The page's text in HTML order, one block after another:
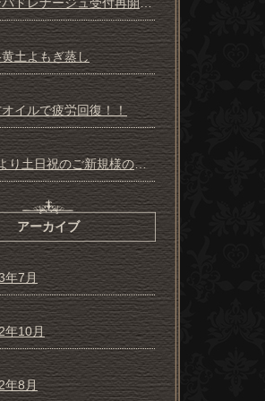
土よもぎ蒸し
イルで疲労回復！！
9月より土日祝のご新規様の受付一時停止のお知らせ
アーカイブ
年7月
年10月
年8月